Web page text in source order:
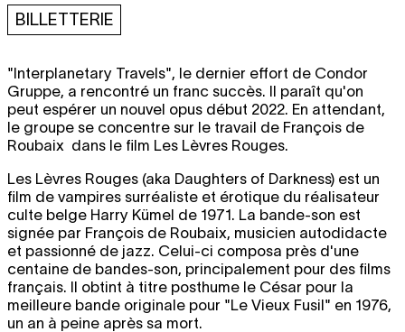
BILLETTERIE
"Interplanetary Travels", le dernier effort de Condor
Gruppe, a rencontré un franc succès. Il paraît qu'on
peut espérer un nouvel opus début 2022. En attendant,
le groupe se concentre sur le travail de François de
Roubaix dans le film Les Lèvres Rouges.
Les Lèvres Rouges (aka Daughters of Darkness) est un
film de vampires surréaliste et érotique du réalisateur
culte belge Harry Kümel de 1971. La bande-son est
signée par François de Roubaix, musicien autodidacte
et passionné de jazz. Celui-ci composa près d'une
centaine de bandes-son, principalement pour des films
français. Il obtint à titre posthume le César pour la
meilleure bande originale pour "Le Vieux Fusil" en 1976,
un an à peine après sa mort.